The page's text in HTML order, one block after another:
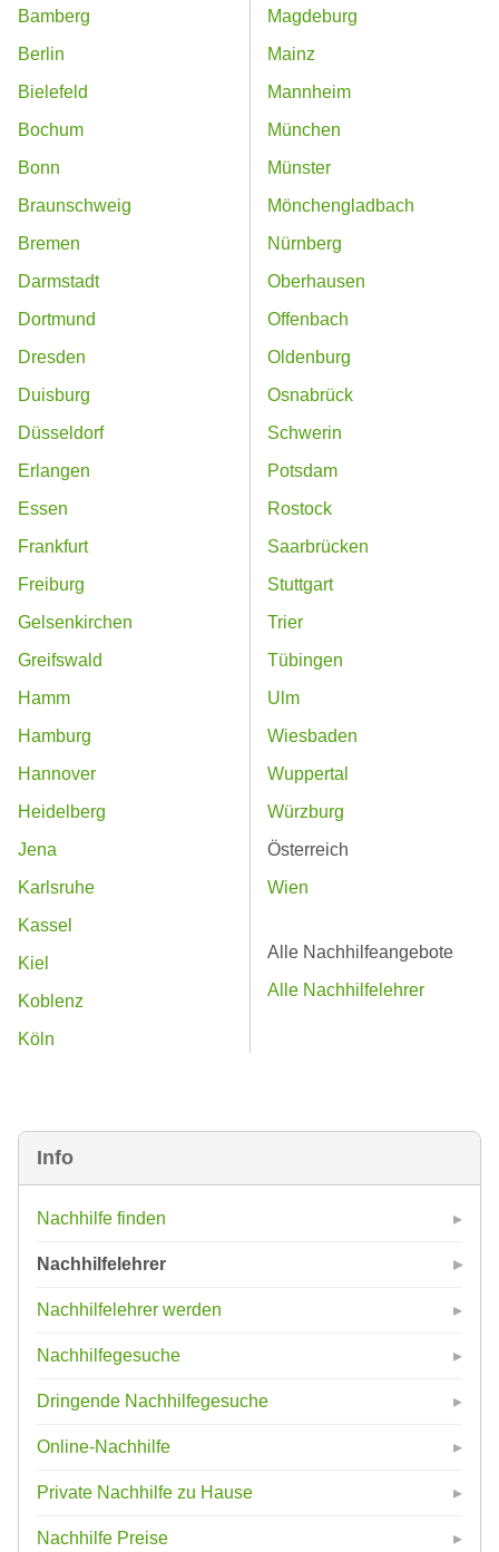
Info
Nachhilfe finden
Nachhilfelehrer
Nachhilfelehrer werden
Nachhilfegesuche
Dringende Nachhilfegesuche
Online-Nachhilfe
Private Nachhilfe zu Hause
Nachhilfe Preise
Bamberg
Berlin
Bielefeld
Bochum
Bonn
Braunschweig
Bremen
Darmstadt
Dortmund
Dresden
Duisburg
Düsseldorf
Erlangen
Essen
Frankfurt
Freiburg
Gelsenkirchen
Greifswald
Hamm
Hamburg
Hannover
Heidelberg
Jena
Karlsruhe
Kassel
Kiel
Koblenz
Köln
Magdeburg
Mainz
Mannheim
München
Münster
Mönchengladbach
Nürnberg
Oberhausen
Offenbach
Oldenburg
Osnabrück
Schwerin
Potsdam
Rostock
Saarbrücken
Stuttgart
Trier
Tübingen
Ulm
Wiesbaden
Wuppertal
Würzburg
Österreich
Wien
Alle Nachhilfeangebote
Alle Nachhilfelehrer